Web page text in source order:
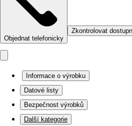
Objednat telefonicky
Zkontrolovat
Informace o výrobku
Datové listy
Bezpečnost výrobků
Další kategorie